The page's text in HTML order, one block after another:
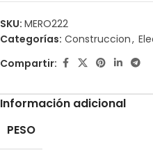
SKU: MERO222
Categorías: Construccion,
Compartir:
Información adicional
PESO